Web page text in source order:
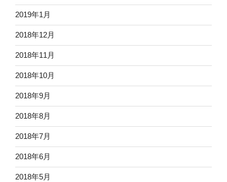
2019年1月
2018年12月
2018年11月
2018年10月
2018年9月
2018年8月
2018年7月
2018年6月
2018年5月